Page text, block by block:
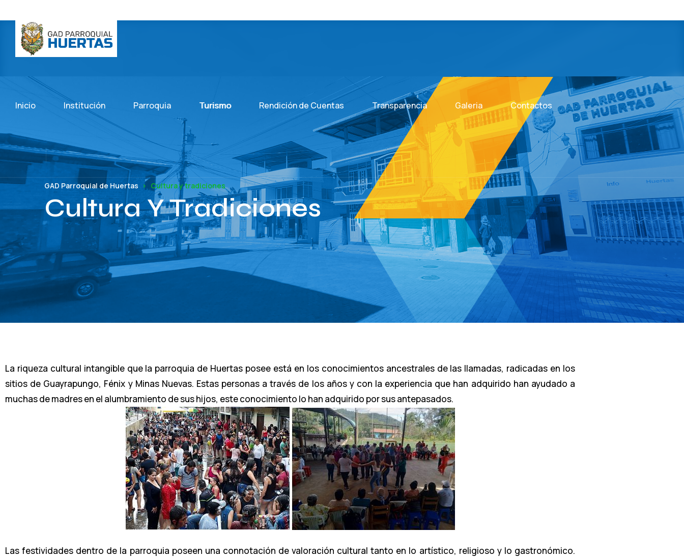
Inicio Institución Parroquia Turismo Rendición de Cuentas Transparencia Galeria Contactos
GAD Parroquial de Huertas Cultura y tradiciones
Cultura Y Tradiciones
La riqueza cultural intangible que la parroquia de Huertas posee está en los conocimientos ancestrales de las llamadas, radicadas en los
sitios de Guayrapungo, Fénix y Minas Nuevas. Estas personas a través de los años y con la experiencia que han adquirido han ayudado a
muchas de madres en el alumbramiento de sus hijos, este conocimiento lo han adquirido por sus antepasados.
Las festividades dentro de la parroquia poseen una connotación de valoración cultural tanto en lo artístico, religioso y lo gastronómico.